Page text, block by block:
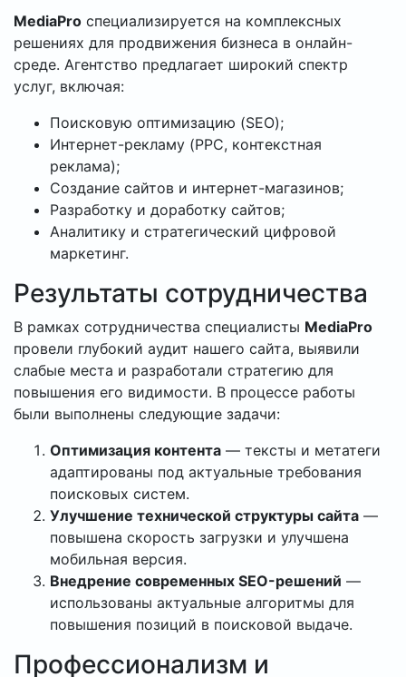
MediaPro специализируется на комплексных
решениях для продвижения бизнеса в онлайн-
среде. Агентство предлагает широкий спектр
услуг, включая:
Поисковую оптимизацию (SEO);
Интернет-рекламу (PPC, контекстная
реклама);
Создание сайтов и интернет-магазинов;
Разработку и доработку сайтов;
Аналитику и стратегический цифровой
маркетинг.
Результаты сотрудничества
В рамках сотрудничества специалисты MediaPro
провели глубокий аудит нашего сайта, выявили
слабые места и разработали стратегию для
повышения его видимости. В процессе работы
были выполнены следующие задачи:
Оптимизация контента — тексты и метатеги
адаптированы под актуальные требования
поисковых систем.
Улучшение технической структуры сайта —
повышена скорость загрузки и улучшена
мобильная версия.
Внедрение современных SEO-решений —
использованы актуальные алгоритмы для
повышения позиций в поисковой выдаче.
Профессионализм и